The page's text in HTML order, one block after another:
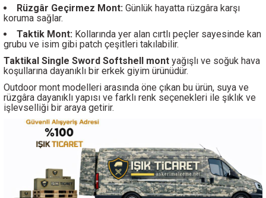
Rüzgâr Geçirmez Mont: Günlük hayatta rüzgâra karşı
koruma sağlar.
Taktik Mont: Kollarında yer alan cırtlı peçler sayesinde kan
grubu ve isim gibi patch çeşitleri takılabilir.
Taktikal Single Sword Softshell mont yağışlı ve soğuk hava
koşullarına dayanıklı bir erkek giyim ürünüdür.
Outdoor mont modelleri arasında öne çıkan bu ürün, suya ve
rüzgâra dayanıklı yapısı ve farklı renk seçenekleri ile şıklık ve
işlevselliği bir araya getirir.